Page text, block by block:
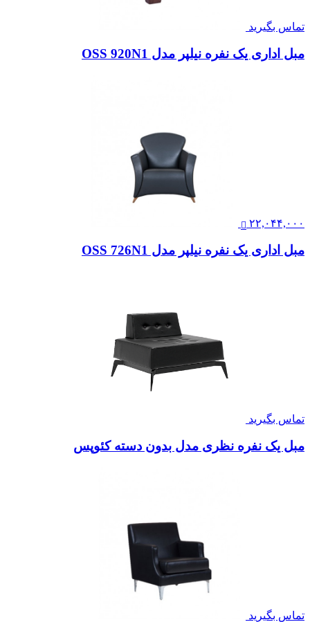
تماس بگیرید
مبل اداری یک نفره نیلپر مدل OSS 920N1
۲۲,۰۴۴,۰۰۰
مبل اداری یک نفره نیلپر مدل OSS 726N1
تماس بگیرید
مبل یک نفره نظری مدل بدون دسته کئوپس
تماس بگیرید